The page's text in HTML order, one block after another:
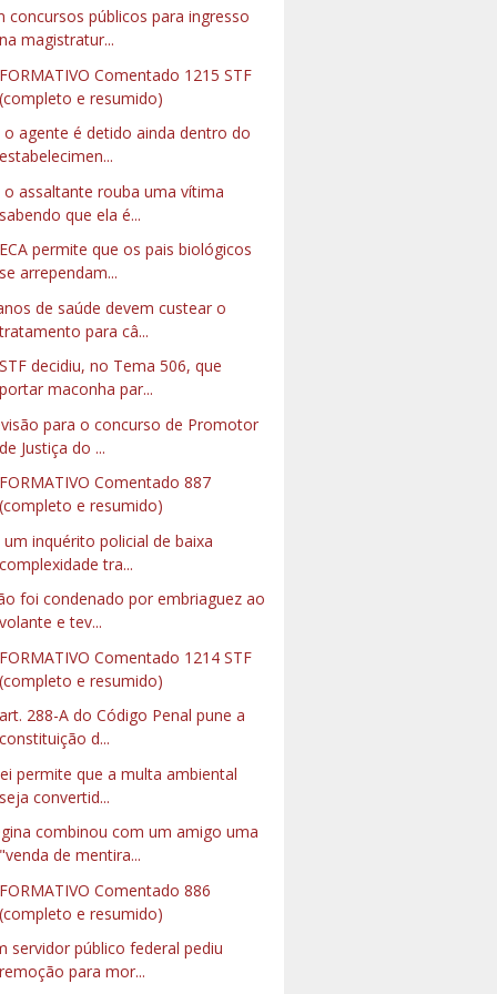
concursos públicos para ingresso
na magistratur...
Comentado 1215 STF
(completo e resumido)
o agente é detido ainda dentro do
estabelecimen...
o assaltante rouba uma vítima
sabendo que ela é...
permite que os pais biológicos
se arrependam...
de saúde devem custear o
para câ...
decidiu, no Tema 506, que
portar maconha par...
para o concurso de Promotor
de Justiça do ...
Comentado 887
(completo e resumido)
um inquérito policial de baixa
complexidade tra...
foi condenado por embriaguez ao
volante e tev...
Comentado 1214 STF
(completo e resumido)
288-A do Código Penal pune a
constituição d...
permite que a multa ambiental
seja convertid...
combinou com um amigo uma
"venda de mentira...
Comentado 886
(completo e resumido)
servidor público federal pediu
remoção para mor...